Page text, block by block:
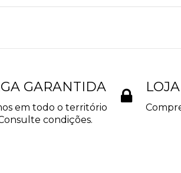
GARANTIDA
em todo o território
condições.